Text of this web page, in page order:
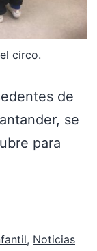
circo.
de
se
para
, Noticias